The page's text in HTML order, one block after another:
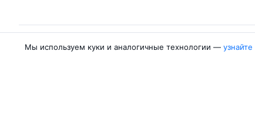
Мы используем куки и аналогичные технологии —